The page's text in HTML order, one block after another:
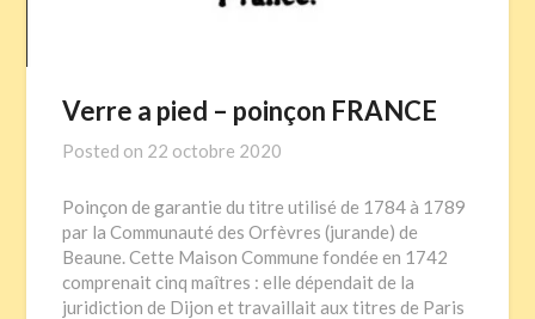
Verre a pied – poinçon FRANCE
Posted on 22 octobre 2020
Poinçon de garantie du titre utilisé de 1784 à 1789
par la Communauté des Orfèvres (jurande) de
Beaune. Cette Maison Commune fondée en 1742
comprenait cinq maîtres : elle dépendait de la
juridiction de Dijon et travaillait aux titres de Paris